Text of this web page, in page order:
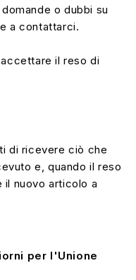
o dubbi su
a contattarci.
il reso di
di ricevere ciò che
e, quando il reso
nuovo articolo a
per l'Unione